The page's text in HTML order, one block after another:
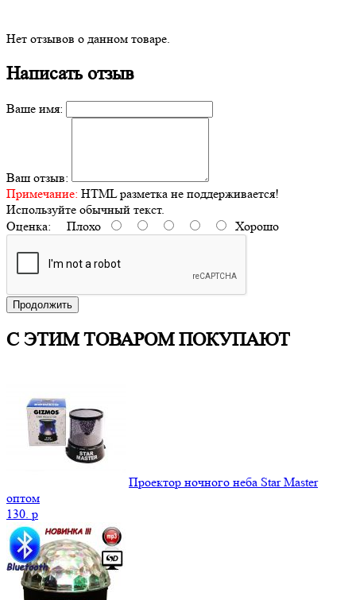
Нет отзывов о данном товаре.
Написать отзыв
Ваше имя:
Ваш отзыв:
Примечание: HTML разметка не поддерживается!
Используйте обычный текст.
Оценка: Плохо Хорошо
Продолжить
С ЭТИМ ТОВАРОМ ПОКУПАЮТ
Проектор ночного неба Star Master
оптом
130. p